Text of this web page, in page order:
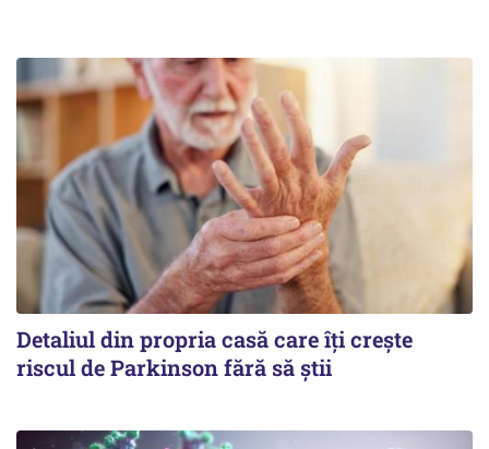
Detaliul din propria casă care îți crește
riscul de Parkinson fără să știi